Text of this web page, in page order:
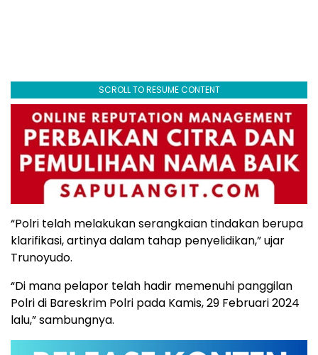
SCROLL TO RESUME CONTENT
“Polri telah melakukan serangkaian tindakan berupa
klarifikasi, artinya dalam tahap penyelidikan,” ujar
Trunoyudo.
“Di mana pelapor telah hadir memenuhi panggilan
Polri di Bareskrim Polri pada Kamis, 29 Februari 2024
lalu,” sambungnya.